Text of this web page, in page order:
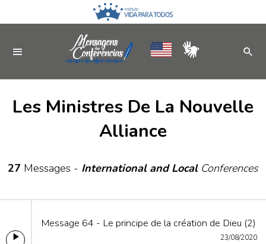
Les Ministres De La Nouvelle
Alliance
27 Messages - International and LocalConferences
Message 64 - Le principe de la création de Dieu (2)
23/08/2020